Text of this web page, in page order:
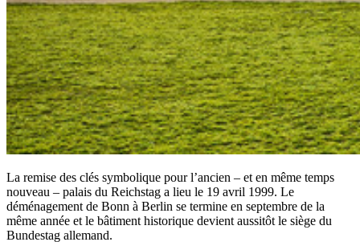
La remise des clés symbolique pour l’ancien – et en même temps
nouveau – palais du Reichstag a lieu le 19 avril 1999. Le
déménagement de Bonn à Berlin se termine en septembre de la
même année et le bâtiment historique devient aussitôt le siège du
Bundestag allemand.